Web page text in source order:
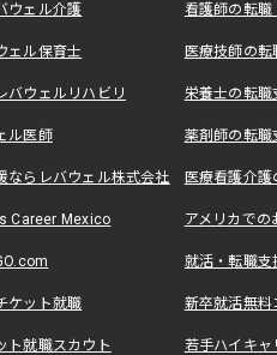
ウェル介護 看護師の転
ェル保育士 医療技師の
バウェルリハビリ 栄養士の転
ル医師 薬剤師の転
ならレバウェル株式会社 医療看護介
Career Mexico アメリカで
就活・転職
ケット就職 新卒就活無料
ト就職スカウト 若手ハイキ